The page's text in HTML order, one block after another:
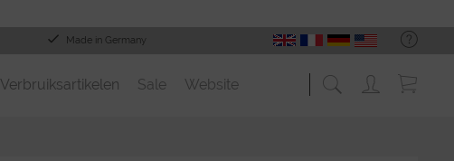
Made in Germany
Verbruiksartikelen Sale Website